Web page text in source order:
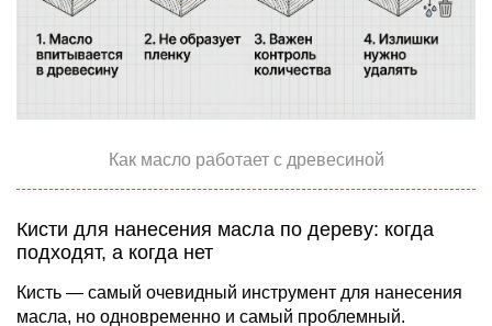
Как масло работает с древесиной
Кисти для нанесения масла по дереву: когда
подходят, а когда нет
Кисть — самый очевидный инструмент для нанесения
масла, но одновременно и самый проблемный.